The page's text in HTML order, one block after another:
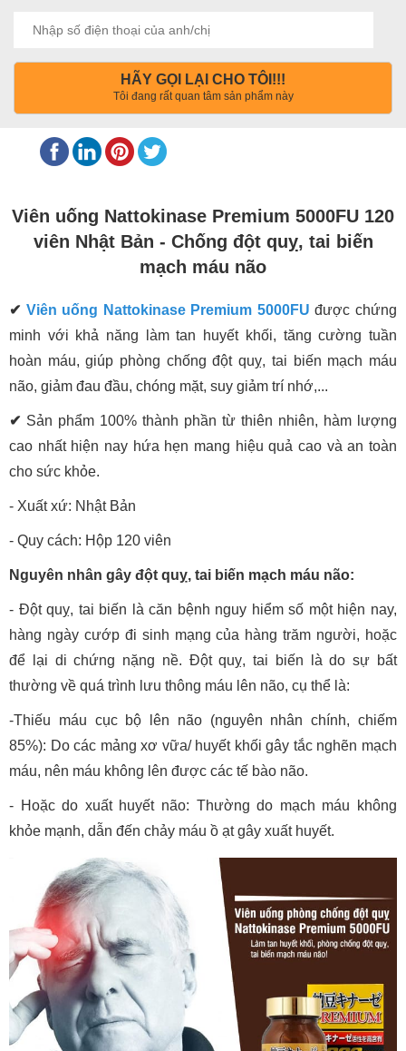
HÃY GỌI LẠI CHO TÔI!!!
Tôi đang rất quan tâm sản phẩm này
Viên uống Nattokinase Premium 5000FU 120
viên Nhật Bản - Chống đột quỵ, tai biến
mạch máu não
✔ Viên uống Nattokinase Premium 5000FU được chứng
minh với khả năng làm tan huyết khối, tăng cường tuần
hoàn máu, giúp phòng chống đột quỵ, tai biến mạch máu
não, giảm đau đầu, chóng mặt, suy giảm trí nhớ,...
✔ Sản phẩm 100% thành phần từ thiên nhiên, hàm lượng
cao nhất hiện nay hứa hẹn mang hiệu quả cao và an toàn
cho sức khỏe.
- Xuất xứ: Nhật Bản
- Quy cách: Hộp 120 viên
Nguyên nhân gây đột quỵ, tai biến mạch máu não:
- Đột quỵ, tai biến là căn bệnh nguy hiểm số một hiện nay,
hàng ngày cướp đi sinh mạng của hàng trăm người, hoặc
để lại di chứng nặng nề. Đột quỵ, tai biến là do sự bất
thường về quá trình lưu thông máu lên não, cụ thể là:
-Thiếu máu cục bộ lên não (nguyên nhân chính, chiếm
85%): Do các mảng xơ vữa/ huyết khối gây tắc nghẽn mạch
máu, nên máu không lên được các tế bào não.
- Hoặc do xuất huyết não: Thường do mạch máu không
khỏe mạnh, dẫn đến chảy máu ồ ạt gây xuất huyết.